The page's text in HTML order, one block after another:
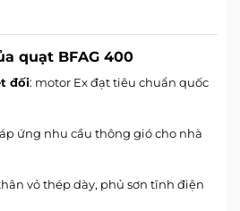
quạt BFAG 400
đối: motor Ex đạt tiêu chuẩn quốc
ứng nhu cầu thông gió cho nhà
vỏ thép dày, phủ sơn tĩnh điện